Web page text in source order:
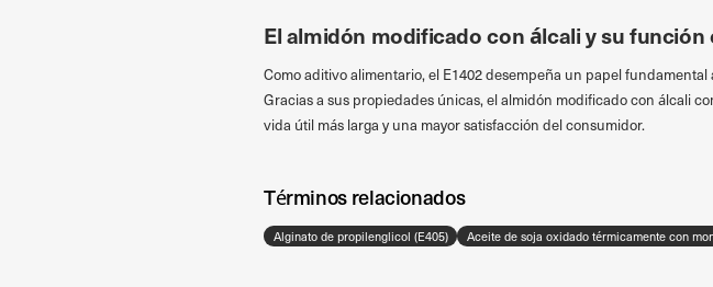
El almidón modificado con álcali y su función
Como aditivo alimentario, el E1402 desempeña un papel
Gracias a sus propiedades únicas, el almidón modificado con álcali
vida útil más larga y una mayor satisfacción del consumidor.
Términos relacionados
Alginato de propilenglicol (E405) Aceite de soja oxidado térmicamente con